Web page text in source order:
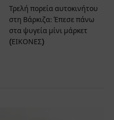
Τρελή πορεία αυτοκινήτου
στη Βάρκιζα: Έπεσε πάνω
στα ψυγεία μίνι μάρκετ
(ΕΙΚΟΝΕΣ)